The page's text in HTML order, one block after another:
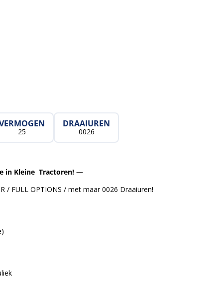
25
DRAAIUREN
0026
in Kleine Tractoren! —
/ FULL OPTIONS / met maar 0026 Draaiuren!